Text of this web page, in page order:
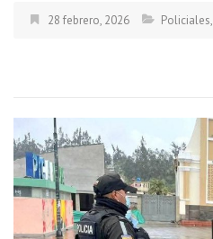
28 febrero, 2026 Policiales,